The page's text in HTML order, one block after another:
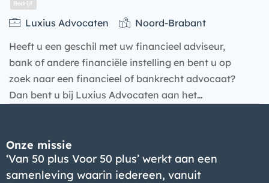
Luxius Advocaten
Noord-Brabant
Heeft u een geschil met uw financieel adviseur,
bank of andere financiële instelling en bent u op
zoek naar een financieel of bankrecht advocaat?
Dan bent u bij Luxius Advocaten aan het…
Onze missie
‘Van 50 plus Voor 50 plus’ werkt aan een
samenleving waarin iedereen, vanuit